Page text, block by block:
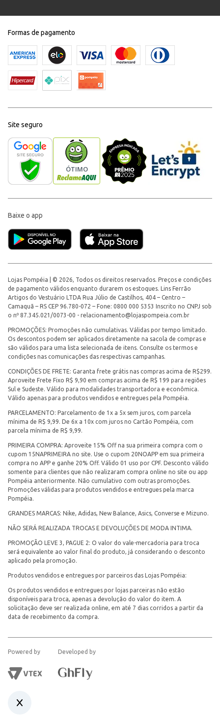
Formas de pagamento
Site seguro
Baixe o app
Lojas Pompéia | © 2026, Todos os direitos reservados. Preços e condições
de pagamento válidos enquanto durarem os estoques. Lins Ferrão
Artigos do Vestuário LTDA Rua Júlio de Castilhos, 404 – Centro –
Camaquã – RS CEP 96.780-072 – Fone: 0800 000 5353 Inscrito no CNPJ sob
o nº 87.345.021/0073-00 - relacionamento@lojaspompeia.com.br
PROMOÇÕES: Promoções não cumulativas. Válidas por tempo limitado.
Os descontos podem ser aplicados diretamente na sacola de compras e
são válidos para uma lista selecionada de itens. Consulte os termos e
condições nas comunicações das respectivas campanhas.
CONDIÇÕES DE FRETE: Garanta frete grátis nas compras acima de R$299.
Aproveite Frete Fixo R$ 9,90 em compras acima de R$ 199 para regiões
Sul e Sudeste. Válido para modalidades transportadora e econômica.
Válido apenas para produtos vendidos e entregues pela Pompéia.
PARCELAMENTO: Parcelamento de 1x a 5x sem juros, com parcela
mínima de R$ 9,99. De 6x a 10x com juros no Cartão Pompéia, com
parcela mínima de R$ 9,99.
PRIMEIRA COMPRA: Aproveite 15% Off na sua primeira compra com o
cupom 15NAPRIMEIRA no site. Use o cupom 20NOAPP em sua primeira
compra no APP e ganhe 20% Off. Válido 01 uso por CPF. Desconto válido
somente para clientes que não realizaram compra online no site ou app
Pompéia anteriormente. Não cumulativo com outras promoções.
Promoções válidas para produtos vendidos e entregues pela marca
Pompéia.
GRANDES MARCAS: Nike, Adidas, New Balance, Asics, Converse e Mizuno.
NÃO SERÁ REALIZADA TROCAS E DEVOLUÇÕES DE MODA INTIMA.
PROMOÇÃO LEVE 3, PAGUE 2: O valor do vale-mercadoria para troca
será equivalente ao valor final do produto, já considerando o desconto
aplicado pela promoção.
Produtos vendidos e entregues por parceiros das Lojas Pompéia:
Os produtos vendidos e entregues por lojas parceiras não estão
disponíveis para troca, apenas a devolução do valor do item. A
solicitação deve ser realizada online, em até 7 dias corridos a partir da
data de recebimento da compra.
Powered by Developed by